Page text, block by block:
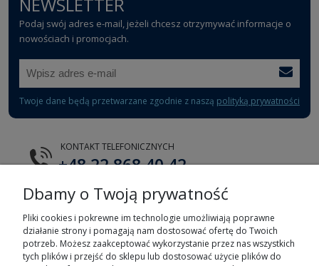
Podaj swój adres e-mail, jeżeli chcesz otrzymywać informacje o
nowościach i promocjach.
Twoje dane będą przetwarzane zgodnie z naszą polityką prywatności
KONTAKT TELEFONICZNYCH
+48 22 868 40 42
E-MAIL
tts@tts.com.pl
Dbamy o Twoją prywatność
Pliki cookies i pokrewne im technologie umożliwiają poprawne
działanie strony i pomagają nam dostosować ofertę do Twoich
potrzeb. Możesz zaakceptować wykorzystanie przez nas wszystkich
tych plików i przejść do sklepu lub dostosować użycie plików do